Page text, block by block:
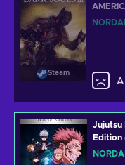
Steam
Jujutsu
Edition